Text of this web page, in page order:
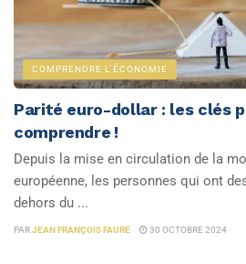
COMPRENDRE L'ÉCONOMIE
Parité euro-dollar : les clés
comprendre !
Depuis la mise en circulation de la
européenne, les personnes qui ont
dehors du ...
PARJEAN FRANÇOIS FAURE 30 OCTOBRE 2024